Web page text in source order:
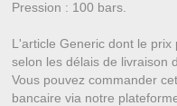
Pression : 100 bars.
L'article Generic dont le prix
selon les délais de livraison
Vous pouvez commander
bancaire via notre